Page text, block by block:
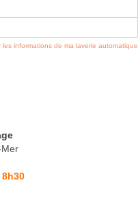
les informations de ma laverie automatique
8h30